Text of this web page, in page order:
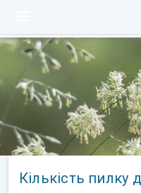
Кількість пилку